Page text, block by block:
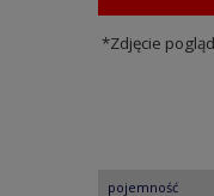
*Zdjęcie
pojemność